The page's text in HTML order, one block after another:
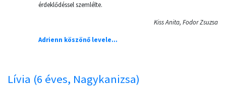
érdeklődéssel szemlélte.
Kiss Anita, Fodor Zsuzsa
Adrienn köszönő levele...
Lívia (6 éves, Nagykanizsa)